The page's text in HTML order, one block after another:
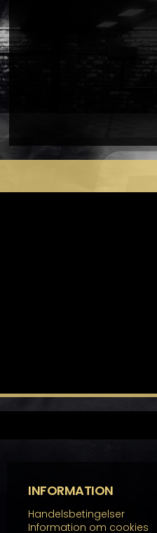
INFORMATION
Handelsbetingelser
Information om cookies